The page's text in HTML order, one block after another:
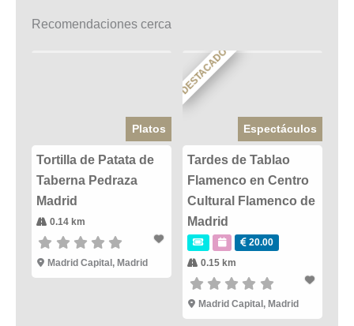
Recomendaciones cerca
Platos
Tortilla de Patata de
Taberna Pedraza
Madrid
0.14 km
Madrid Capital , Madrid
DESTACADO
Espectáculos
Tardes de Tablao
Flamenco en Centro
Cultural Flamenco de
Madrid
20.00
0.15 km
Madrid Capital , Madrid